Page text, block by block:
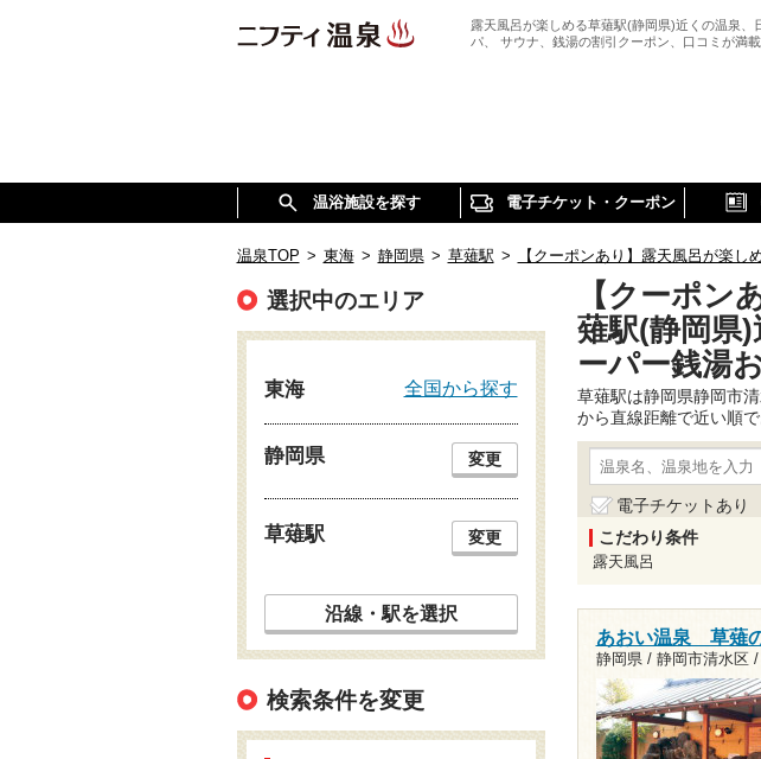
露天風呂が楽しめる草薙駅(静岡県)近くの温泉、
パ、 サウナ、銭湯の割引クーポン、口コミが満載
温浴施設を探す 電子チケット・クーポン
温泉TOP > 東海 > 静岡県 > 草薙駅 > 【クーポンあり】露天風呂が楽
【クーポン
薙駅(静岡県
ーパー銭湯
草薙駅は静岡県静岡市
から直線距離で近い順
電子チケットあり
こだわり条件
露天風呂
あおい温泉 草薙
静岡県 / 静岡市清水区 /
選択中のエリア
東海 全国から探す
静岡県 変更
草薙駅 変更
沿線・駅を選択
検索条件を変更